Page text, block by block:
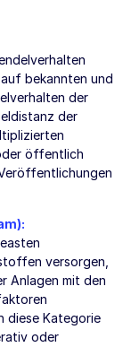
bekannten und
der
der
öffentlich
versorgen,
Anlagen mit den
diese Kategorie
oder